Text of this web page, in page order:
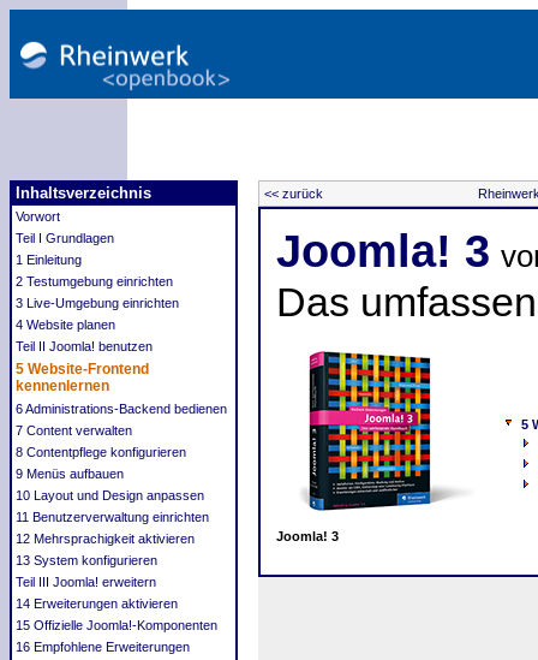
Inhaltsverzeichnis
Vorwort
Teil I Grundlagen
1 Einleitung
2 Testumgebung einrichten
3 Live-Umgebung einrichten
4 Website planen
Teil II Joomla! benutzen
5 Website-Frontend
kennenlernen
6 Administrations-Backend bedienen
7 Content verwalten
8 Contentpflege konfigurieren
9 Menüs aufbauen
10 Layout und Design anpassen
11 Benutzerverwaltung einrichten
12 Mehrsprachigkeit aktivieren
13 System konfigurieren
Teil III Joomla! erweitern
14 Erweiterungen aktivieren
15 Offizielle Joomla!-Komponenten
16 Empfohlene Erweiterungen
<< zurück
Joomla! 3
Das
Joomla! 3
5